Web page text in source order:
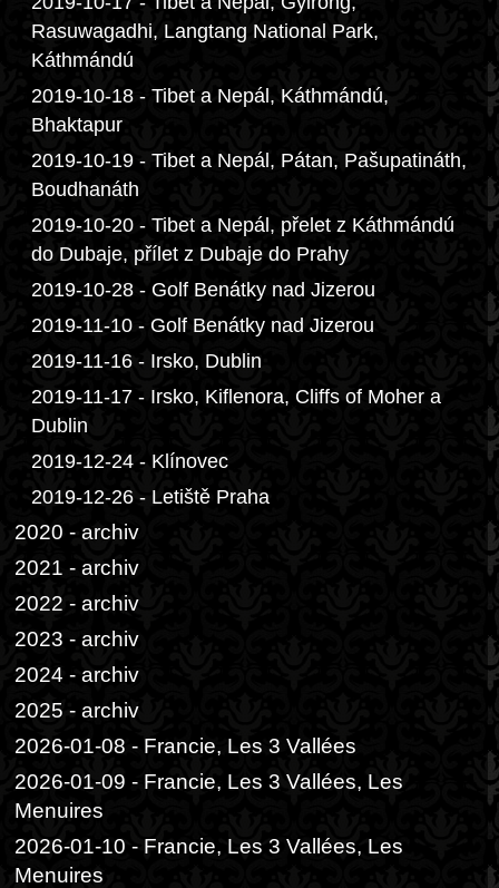
Rasuwagadhi, Langtang National Park,
Káthmándú
2019-10-18 - Tibet a Nepál, Káthmándú,
Bhaktapur
2019-10-19 - Tibet a Nepál, Pátan, Pašupatináth,
Boudhanáth
2019-10-20 - Tibet a Nepál, přelet z Káthmándú
do Dubaje, přílet z Dubaje do Prahy
2019-10-28 - Golf Benátky nad Jizerou
2019-11-10 - Golf Benátky nad Jizerou
2019-11-16 - Irsko, Dublin
2019-11-17 - Irsko, Kiflenora, Cliffs of Moher a
Dublin
2019-12-24 - Klínovec
2019-12-26 - Letiště Praha
2020 - archiv
2021 - archiv
2022 - archiv
2023 - archiv
2024 - archiv
2025 - archiv
2026-01-08 - Francie, Les 3 Vallées
2026-01-09 - Francie, Les 3 Vallées, Les
Menuires
2026-01-10 - Francie, Les 3 Vallées, Les
Menuires